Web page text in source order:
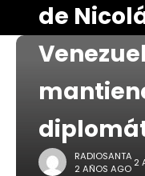
de
RADIOSANTA
2 AÑOS AGO 2